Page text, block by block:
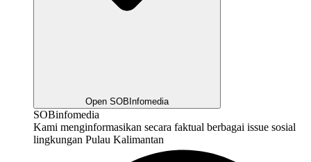
Open SOBInfomedia
SOBinfomedia
Kami menginformasikan secara faktual berbagai issue sosial
lingkungan Pulau Kalimantan